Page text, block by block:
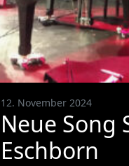
12. November 2024
Neue Song
Eschborn